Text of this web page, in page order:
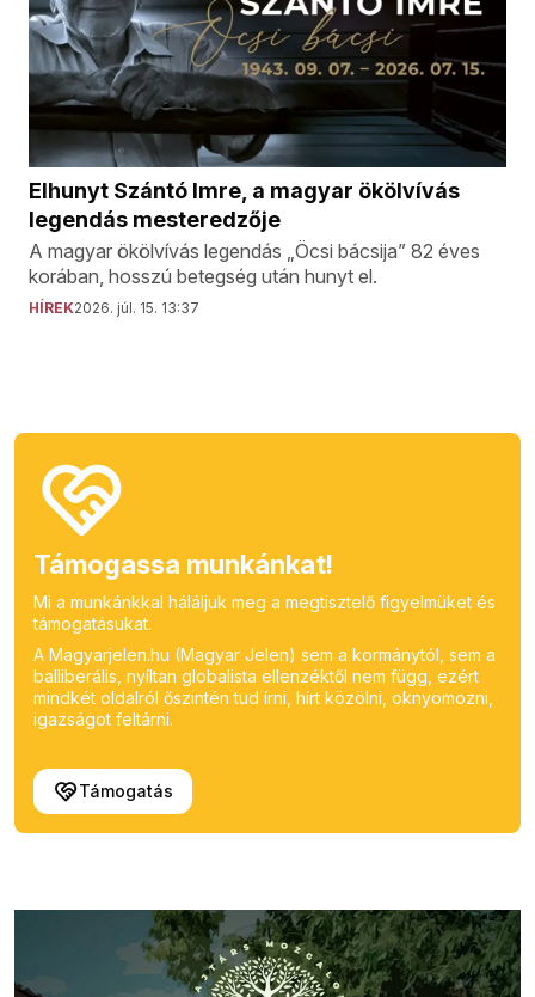
Elhunyt Szántó Imre, a magyar ökölvívás
legendás mesteredzője
A magyar ökölvívás legendás „Öcsi bácsija” 82 éves
korában, hosszú betegség után hunyt el.
HÍREK2026. júl. 15. 13:37
Támogassa munkánkat!
Mi a munkánkkal háláljuk meg a megtisztelő figyelmüket és
támogatásukat.
A Magyarjelen.hu (Magyar Jelen) sem a kormánytól, sem a
balliberális, nyíltan globalista ellenzéktől nem függ, ezért
mindkét oldalról őszintén tud írni, hírt közölni, oknyomozni,
igazságot feltárni.
Támogatás